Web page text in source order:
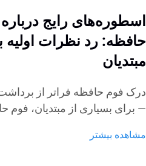
اسطوره‌های رایج
حافظه: رد نظرات اولیه
مبتدیان
درک فوم حافظه فراتر از
— برای بسیاری از مبتدیان، فوم
تبلیغات، گفتگوهای غیررسمی یا
مشاهده بیشتر